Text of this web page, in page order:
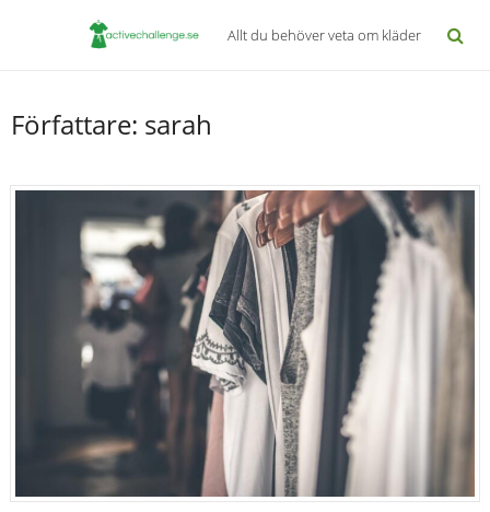
Allt du behöver veta om kläder
Författare: sarah